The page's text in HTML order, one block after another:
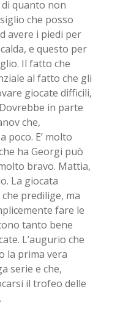
quanto non
che posso
avere i piedi per
e questo per
Il fatto che
al fatto che gli
giocate difficili,
in parte
che,
poco. E’ molto
ha Georgi può
bravo. Mattia,
La giocata
predilige, ma
fare le
tanto bene
L’augurio che
la prima vera
serie e che,
il trofeo delle